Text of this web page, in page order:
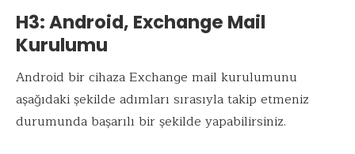
H3: Android, Exchange Mail
Kurulumu
Android bir cihaza Exchange mail kurulumunu
aşağıdaki şekilde adımları sırasıyla takip etmeniz
durumunda başarılı bir şekilde yapabilirsiniz.